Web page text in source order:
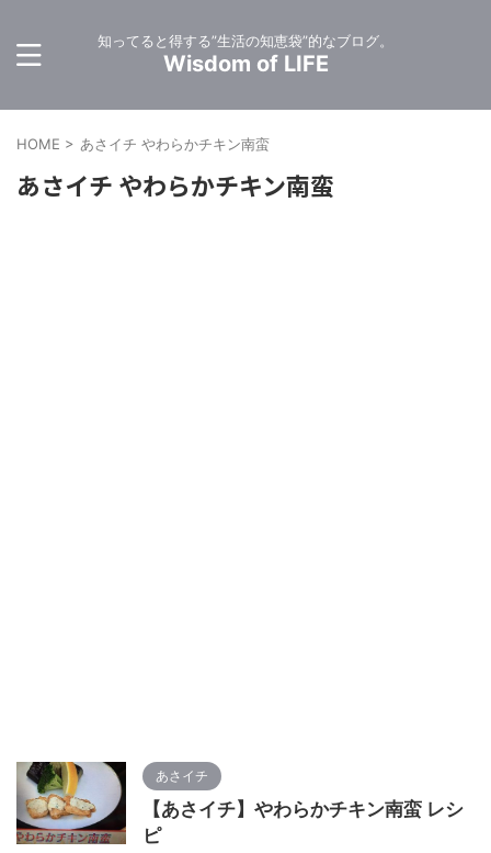
知ってると得する”生活の知恵袋”的なブログ。
Wisdom of LIFE
HOME > あさイチ やわらかチキン南蛮
あさイチ やわらかチキン南蛮
あさイチ
【あさイチ】やわらかチキン南蛮 レシ
ピ